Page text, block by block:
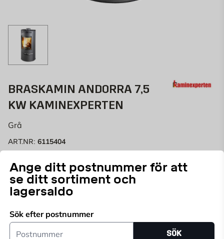
Ange ditt postnummer för att
se ditt sortiment och
lagersaldo
Sök efter postnummer
Postnummer
SÖK
BRASKAMIN ANDORRA 7,5
KW KAMINEXPERTEN
Grå
ART.NR: 6115404
Vedeldadbraskamini stilren och snygg design av
högkvalitativa material.
Angepostnummerför att se lagerstatus